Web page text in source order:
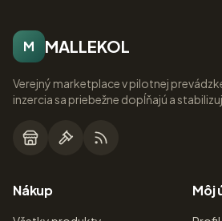
nie sú. Negatívne recenzie nemažeme.
Načítavam recenzie…
Načítavam súvisiace produkty…